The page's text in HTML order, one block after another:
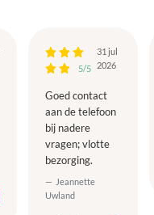
5/5
31 jul
2026
Goed contact
aan de telefoon
bij nadere
vragen; vlotte
bezorging.
Jeannette
Uwland